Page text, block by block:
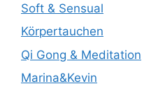
Soft & Sensual
Körpertauchen
Qi Gong & Meditation
Marina&Kevin